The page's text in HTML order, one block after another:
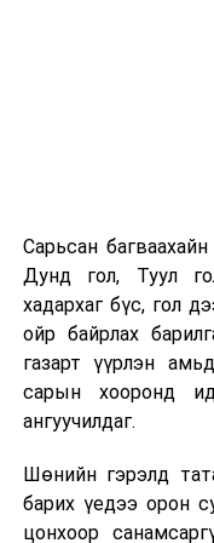
байна. Тус бүр нь
метрийн диаметр,
босоо ган сав
оруулалтын
жилийн 9 хувийн
хүрээнд
гүйцэтгэл нь 40
дүгээр сарын 31-
оруулахаар
Сарьсан
Дунд гол, Туул
хадархаг бүс, гол
ойр байрлах
газарт үүрлэн
сарын хооронд
ангуучилдаг.
Шөнийн гэрэлд
барих үедээ орон
цонхоор